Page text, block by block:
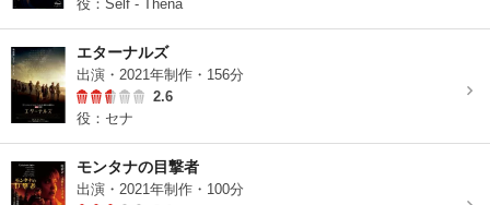
役：Self - Thena
エターナルズ
出演・2021年制作・156分
2.6
役：セナ
モンタナの目撃者
出演・2021年制作・100分